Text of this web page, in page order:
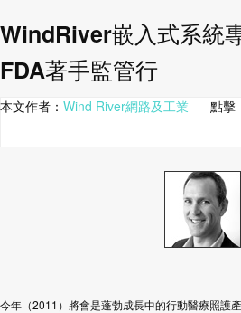
WindRiver嵌入式系統
FDA著手監管行
本文作者： Wind River網路及工業 點擊
今年（2011 ）將會是蓬勃成長中的行動醫療照護